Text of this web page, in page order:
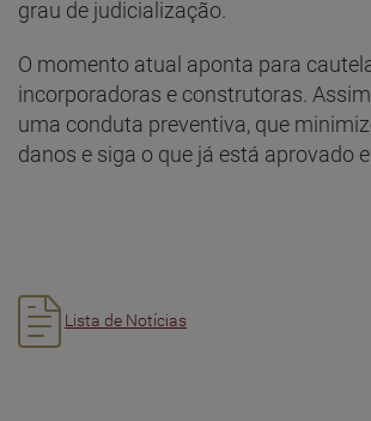
grau de judicialização.
O momento atual aponta para
incorporadoras e construtoras.
uma conduta preventiva, que
danos e siga o que já está aprovado
Lista de Notícias